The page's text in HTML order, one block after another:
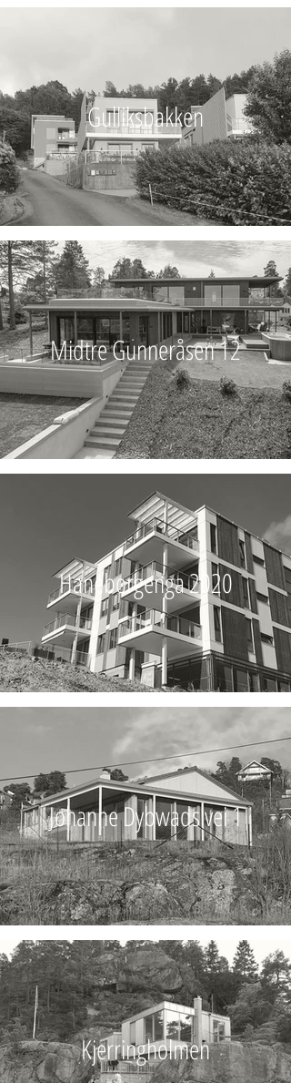
Gulliksbakken
Midtre Gunneråsen 12
Haneborgenga 2020
Johanne Dybwads vei 1
Kjerringholmen